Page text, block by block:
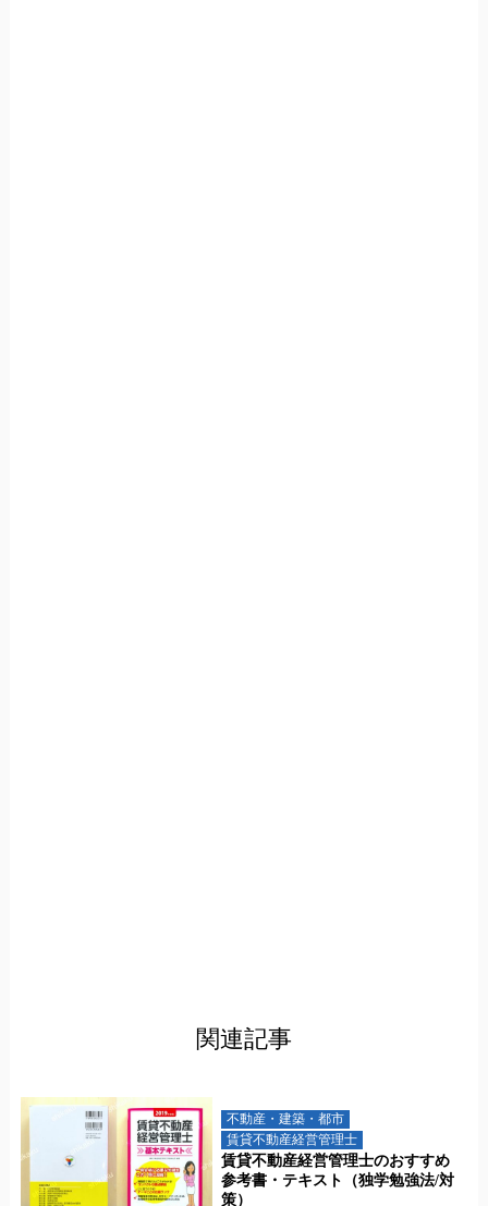
関連記事
不動産・建築・都市
賃貸不動産経営管理士
賃貸不動産経営管理士のおすすめ
参考書・テキスト（独学勉強法/対
策）